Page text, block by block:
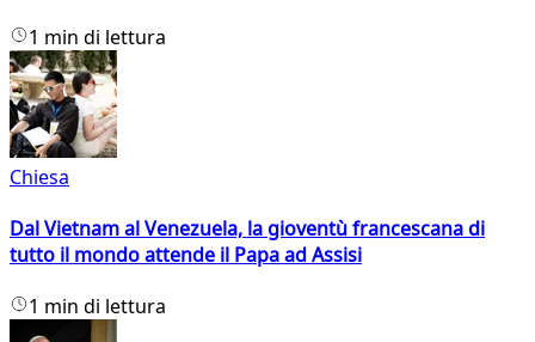
1 min di lettura
Chiesa
Dal Vietnam al Venezuela, la gioventù francescana di
tutto il mondo attende il Papa ad Assisi
1 min di lettura